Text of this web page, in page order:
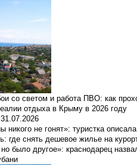
со светом и работа ПВО: как
отдыха в Крыму в 2026 году
31.07.2026
никого не гонят»: туристка
где снять дешевое жилье на
было другое»: краснодарец